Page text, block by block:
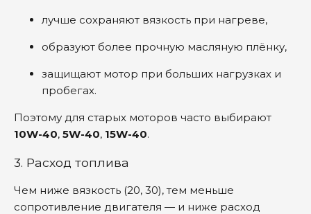
лучше сохраняют вязкость при нагреве,
образуют более прочную масляную плёнку,
защищают мотор при больших нагрузках и
пробегах.
Поэтому для старых моторов часто выбирают
10W-40, 5W-40, 15W-40.
3. Расход топлива
Чем ниже вязкость (20, 30), тем меньше
сопротивление двигателя — и ниже расход